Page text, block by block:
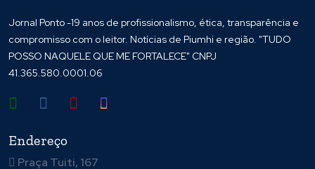
Jornal Ponto -19 anos de profissionalismo, ética, transparência e
compromisso com o leitor. Notícias de Piumhi e região. "TUDO
POSSO NAQUELE QUE ME FORTALECE" CNPJ
41.365.580.0001.06
Endereço
Praça Tuiti, 167